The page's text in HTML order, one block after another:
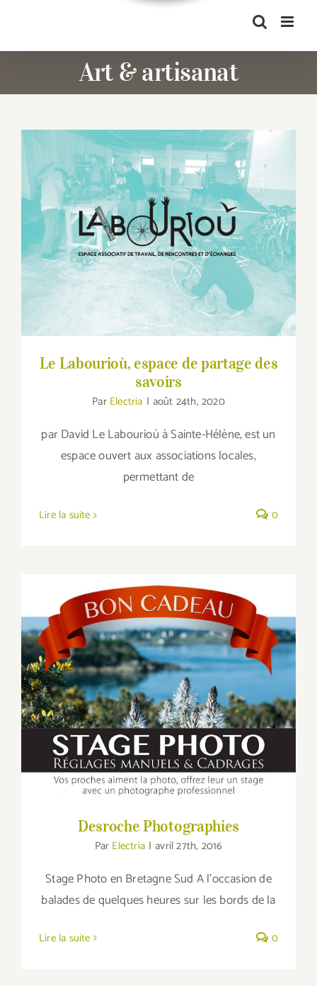
Art & artisanat
Le Labourioù, espace de partage des
savoirs
Le Labourioù, espace de partage des
savoirs
Par Electria | août 24th, 2020
par David Le Labourioù à Sainte-Hélène, est un
espace ouvert aux associations locales,
permettant de
Lire la suite 0
Desroche Photographies
Desroche Photographies
Par Electria | avril 27th, 2016
Stage Photo en Bretagne Sud A l’occasion de
balades de quelques heures sur les bords de la
Lire la suite 0